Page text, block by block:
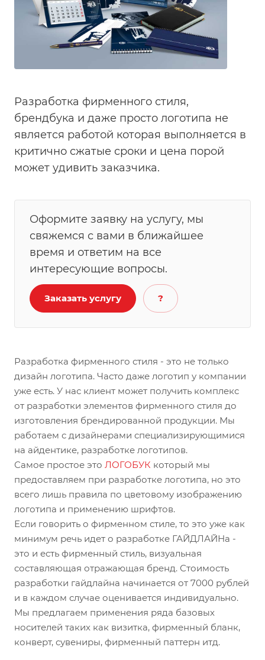
Разработка фирменного стиля,
брендбука и даже просто логотипа не
является работой которая выполняется в
критично сжатые сроки и цена порой
может удивить заказчика.
Оформите заявку на услугу, мы
свяжемся с вами в ближайшее
время и ответим на все
интересующие вопросы.
Заказать услугу ?
Разработка фирменного стиля - это не только
дизайн логотипа. Часто даже логотип у компании
уже есть. У нас клиент может получить комплекс
от разработки элементов фирменного стиля до
изготовления брендированной продукции. Мы
работаем с дизайнерами специализирующимися
на айдентике, разработке логотипов.
Самое простое это ЛОГОБУК который мы
предоставляем при разработке логотипа, но это
всего лишь правила по цветовому изображению
логотипа и применению шрифтов.
Если говорить о фирменном стиле, то это уже как
минимум речь идет о разработке ГАЙДЛАЙНа -
это и есть фирменный стиль, визуальная
составляющая отражающая бренд. Стоимость
разработки гайдлайна начинается от 7000 рублей
и в каждом случае оценивается индивидуально.
Мы предлагаем применения ряда базовых
носителей таких как визитка, фирменный бланк,
конверт, сувениры, фирменный паттерн итд.